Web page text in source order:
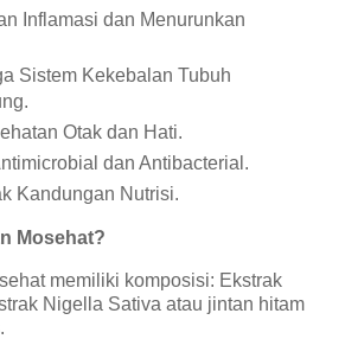
Inflamasi dan Menurunkan
Sistem Kekebalan Tubuh
Otak dan Hati.
dan Antibacterial.
Kandungan Nutrisi.
Mosehat?
memiliki komposisi: Ekstrak
Nigella Sativa atau jintan hitam